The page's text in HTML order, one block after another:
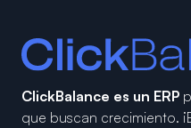
ClickBalance es un ERP
que buscan crecimiento.